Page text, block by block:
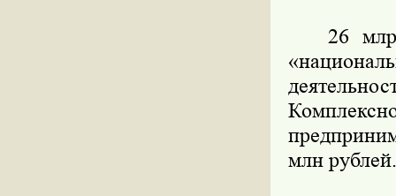
26 млрд
млн рублей.